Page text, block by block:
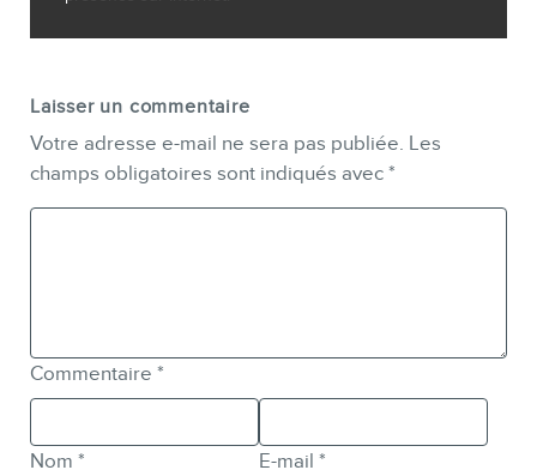
Laisser un commentaire
Votre adresse e-mail ne sera pas publiée. Les
champs obligatoires sont indiqués avec *
Commentaire *
Nom * E-mail *